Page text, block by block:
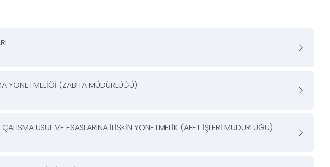
YÖNETMELİĞİ (ZABITA MÜDÜRLÜĞÜ)
USUL VE ESASLARINA İLİŞKİN YÖNETMELİK (AFET İŞLERİ MÜDÜRLÜĞÜ)